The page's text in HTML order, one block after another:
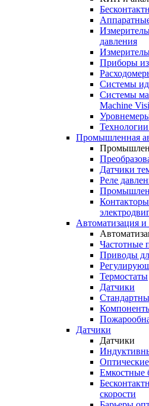
давления
Приборы
Системы
Системы
Machine
Промышленная
Датчики
Реле
Автоматизация и
Частотные
Приводы
Термостаты
Датчики
Датчики
Датчики
Емкостные
скорости